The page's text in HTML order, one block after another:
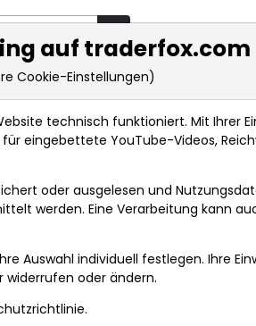
Realtimekurse Nachrichten
auf traderfox.com
Cookie-Einstellungen)
technisch funktioniert. Mit Ihrer
eingebettete YouTube-Videos,
oder ausgelesen und
werden. Eine Verarbeitung kann
Auswahl individuell festlegen. Ihre
widerrufen oder ändern.
.